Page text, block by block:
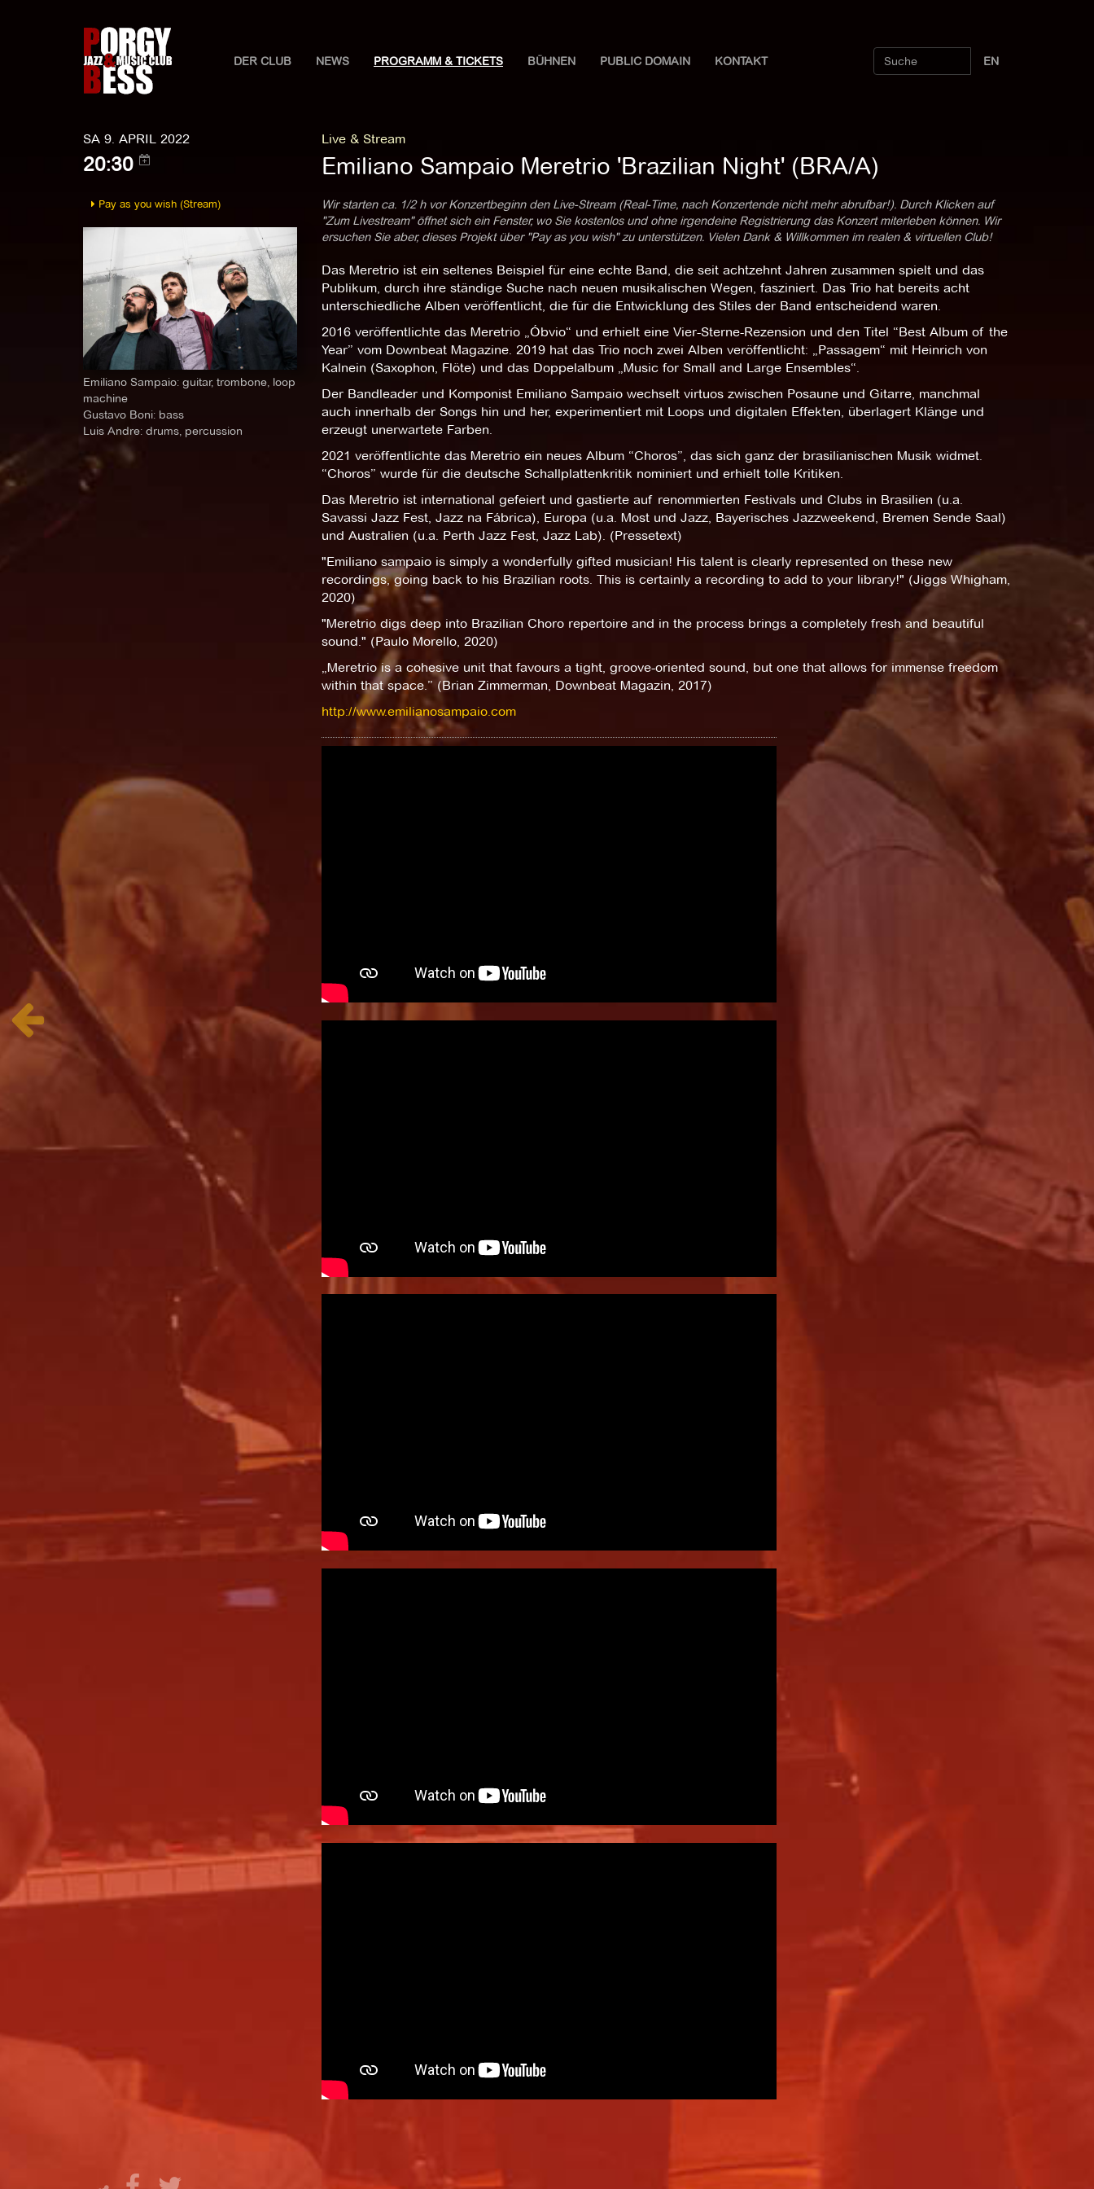
DER CLUB NEWS PROGRAMM & TICKETS BÜHNEN PUBLIC DOMAIN KONTAKT EN
SA 9. APRIL 2022
20:30
Live & Stream
Emiliano Sampaio Meretrio 'Brazilian Night' (BRA/A)
Pay as you wish (Stream)
Emiliano Sampaio: guitar, trombone, loop
machine
Gustavo Boni: bass
Luis Andre: drums, percussion
Wir starten ca. 1/2 h vor Konzertbeginn den Live-Stream (Real-Time, nach Konzertende nicht mehr abrufbar!). Durch Klicken auf
"Zum Livestream" öffnet sich ein Fenster, wo Sie kostenlos und ohne irgendeine Registrierung das Konzert miterleben können. Wir
ersuchen Sie aber, dieses Projekt über "Pay as you wish" zu unterstützen. Vielen Dank & Willkommen im realen & virtuellen Club!
Das Meretrio ist ein seltenes Beispiel für eine echte Band, die seit achtzehnt Jahren zusammen spielt und das
Publikum, durch ihre ständige Suche nach neuen musikalischen Wegen, fasziniert. Das Trio hat bereits acht
unterschiedliche Alben veröffentlicht, die für die Entwicklung des Stiles der Band entscheidend waren.
2016 veröffentlichte das Meretrio „Óbvio“ und erhielt eine Vier-Sterne-Rezension und den Titel “Best Album of the
Year” vom Downbeat Magazine. 2019 hat das Trio noch zwei Alben veröffentlicht: „Passagem“ mit Heinrich von
Kalnein (Saxophon, Flöte) und das Doppelalbum „Music for Small and Large Ensembles“.
Der Bandleader und Komponist Emiliano Sampaio wechselt virtuos zwischen Posaune und Gitarre, manchmal
auch innerhalb der Songs hin und her, experimentiert mit Loops und digitalen Effekten, überlagert Klänge und
erzeugt unerwartete Farben.
2021 veröffentlichte das Meretrio ein neues Album “Choros”, das sich ganz der brasilianischen Musik widmet.
“Choros” wurde für die deutsche Schallplattenkritik nominiert und erhielt tolle Kritiken.
Das Meretrio ist international gefeiert und gastierte auf renommierten Festivals und Clubs in Brasilien (u.a.
Savassi Jazz Fest, Jazz na Fábrica), Europa (u.a. Most und Jazz, Bayerisches Jazzweekend, Bremen Sende Saal)
und Australien (u.a. Perth Jazz Fest, Jazz Lab). (Pressetext)
"Emiliano sampaio is simply a wonderfully gifted musician! His talent is clearly represented on these new
recordings, going back to his Brazilian roots. This is certainly a recording to add to your library!" (Jiggs Whigham,
2020)
"Meretrio digs deep into Brazilian Choro repertoire and in the process brings a completely fresh and beautiful
sound." (Paulo Morello, 2020)
„Meretrio is a cohesive unit that favours a tight, groove-oriented sound, but one that allows for immense freedom
within that space.” (Brian Zimmerman, Downbeat Magazin, 2017)
http://www.emilianosampaio.com